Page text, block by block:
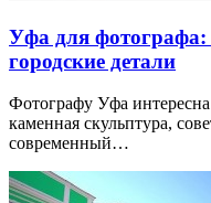
Уфа для фотографа:
городские детали
Фотографу Уфа
каменная скульптура,
современный…